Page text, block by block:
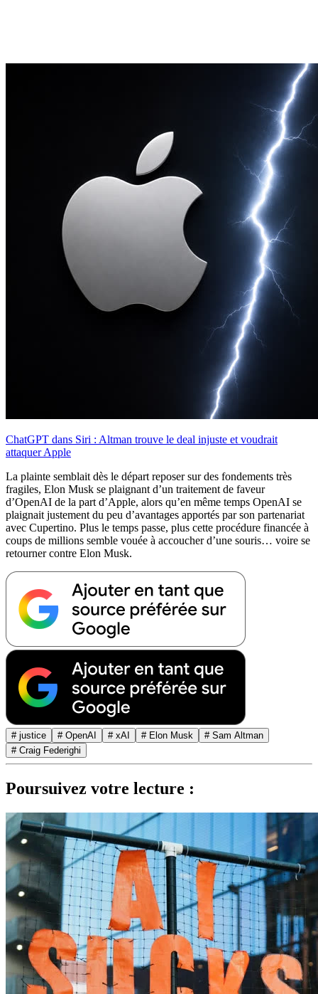
ChatGPT dans Siri : Altman trouve le deal injuste et voudrait
attaquer Apple
La plainte semblait dès le départ reposer sur des fondements très
fragiles, Elon Musk se plaignant d’un traitement de faveur
d’OpenAI de la part d’Apple, alors qu’en même temps OpenAI se
plaignait justement du peu d’avantages apportés par son partenariat
avec Cupertino. Plus le temps passe, plus cette procédure financée à
coups de millions semble vouée à accoucher d’une souris… voire se
retourner contre Elon Musk.
# justice # OpenAI # xAI # Elon Musk
# Sam Altman
# Craig Federighi
Poursuivez votre lecture :